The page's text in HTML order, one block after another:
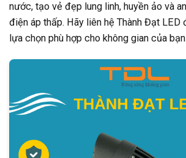
nước, tạo vẻ đẹp lung linh, huyền ảo và
điện áp thấp. Hãy liên hệ Thành Đạt
lựa chọn phù hợp cho không gian của bạn.